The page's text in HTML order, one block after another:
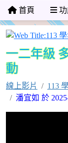
首頁
一二年級
動
線上影片
113
潘宜如 於